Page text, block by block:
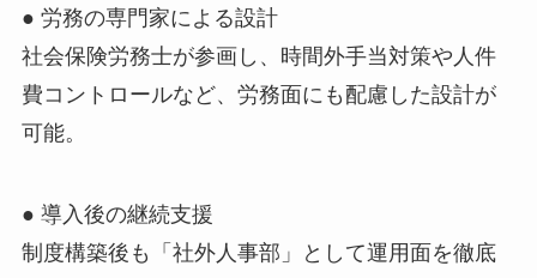
● 労務の専門家による設計
社会保険労務士が参画し、時間外手当対策や人件
費コントロールなど、労務面にも配慮した設計が
可能。
● 導入後の継続支援
制度構築後も「社外人事部」として運用面を徹底